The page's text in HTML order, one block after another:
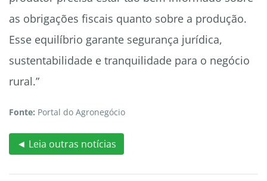
as obrigações fiscais quanto sobre a produção.
Esse equilíbrio garante segurança jurídica,
sustentabilidade e tranquilidade para o negócio
rural.”
Fonte: Portal do Agronegócio
◄ Leia outras notícias